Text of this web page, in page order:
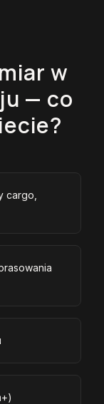
w
— co
cargo,